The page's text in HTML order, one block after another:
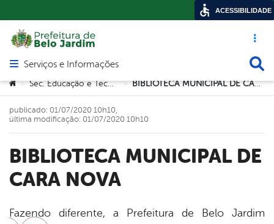
Acesso
Abrir menu principal de navegação
Serviços e Informações
Você está aqui:
> Sec. Educação e Tecnologia > BIBLIOTECA MUNICIPAL DE CARA NOVA
BIBLIOTECA MUNICIPAL DE
CARA NOVA
publicado: 01/07/2020 10h10,
última modificação: 01/07/2020 10h10
Fazendo diferente, a Prefeitura de Belo Jardim
ACESSIBILIDADE